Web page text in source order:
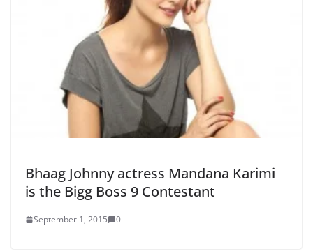
Bhaag Johnny actress Mandana Karimi
is the Bigg Boss 9 Contestant
September 1, 2015 0